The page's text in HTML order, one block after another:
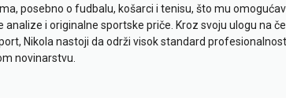
posebno o fudbalu, košarci i tenisu, što mu
analize i originalne sportske priče. Kroz svoju ulogu na
Nikola nastoji da održi visok standard
novinarstvu.